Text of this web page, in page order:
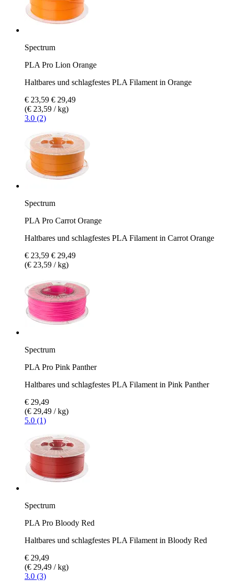
Spectrum
PLA Pro Lion Orange
Haltbares und schlagfestes PLA Filament in Orange
€ 23,59 € 29,49
(€ 23,59 / kg)
3.0 (2)
Spectrum
PLA Pro Carrot Orange
Haltbares und schlagfestes PLA Filament in Carrot Orange
€ 23,59 € 29,49
(€ 23,59 / kg)
Spectrum
PLA Pro Pink Panther
Haltbares und schlagfestes PLA Filament in Pink Panther
€ 29,49
(€ 29,49 / kg)
5.0 (1)
Spectrum
PLA Pro Bloody Red
Haltbares und schlagfestes PLA Filament in Bloody Red
€ 29,49
(€ 29,49 / kg)
3.0 (3)